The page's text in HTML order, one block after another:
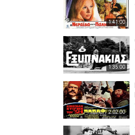
1:41:00
1:35:00
2:02:00